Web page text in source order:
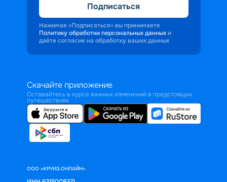
Подписаться
Нажимая «Подписаться» вы принимаете
Политику обработки персональных данных и
даёте согласие на обработку ваших данных
Скачайте приложение
Оставайтесь в курсе важных изменений в предстоящих
путешествиях
ООО «КРУИЗ.ОНЛАЙН»